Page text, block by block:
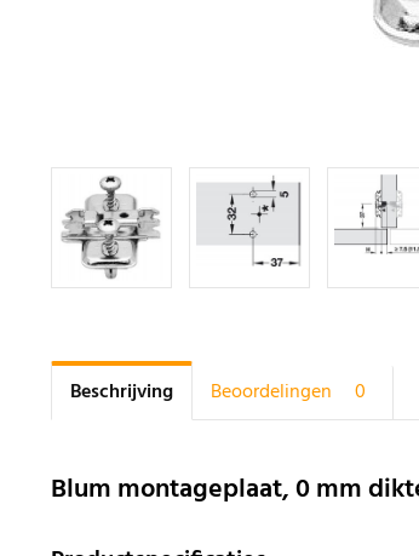
Beschrijving Beoordelingen 0
Blum montageplaat, 0 mm